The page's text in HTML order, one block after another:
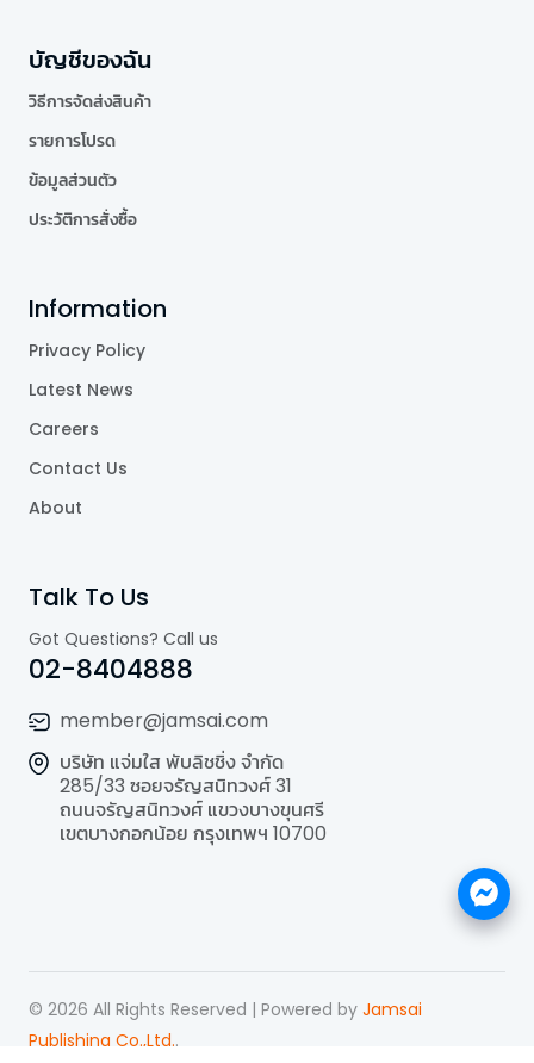
บัญชีของฉัน
วิธีการจัดส่งสินค้า
รายการโปรด
ข้อมูลส่วนตัว
ประวัติการสั่งซื้อ
Information
Privacy Policy
Latest News
Careers
Contact Us
About
Talk To Us
Got Questions? Call us
02-8404888
member@jamsai.com
บริษัท แจ่มใส พับลิชชิ่ง จำกัด
285/33 ซอยจรัญสนิทวงศ์ 31
ถนนจรัญสนิทวงศ์ แขวงบางขุนศรี
เขตบางกอกน้อย กรุงเทพฯ 10700
© 2026 All Rights Reserved | Powered by Jamsai
Publishing Co.,Ltd..